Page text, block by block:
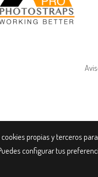
propias y terceros
configurar tus